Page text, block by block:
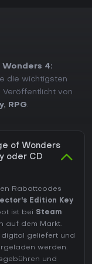
4:
die wichtigsten
. Veröffentlicht von
, RPG.
of Wonders
oder CD
Rabattcodes
Edition Key
ist bei Steam
auf dem Markt.
digital geliefert und
werden.
und